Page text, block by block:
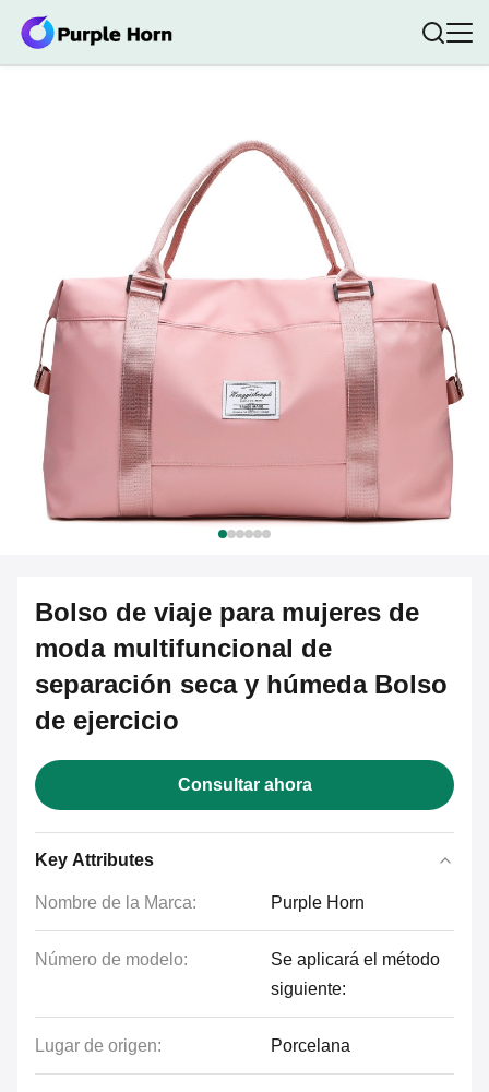
Bolso de viaje para mujeres de
moda multifuncional de
separación seca y húmeda Bolso
de ejercicio
Consultar ahora
Key Attributes
Nombre de la Marca: Purple Horn
Número de modelo:
Se aplicará el método
siguiente:
Lugar de origen: Porcelana